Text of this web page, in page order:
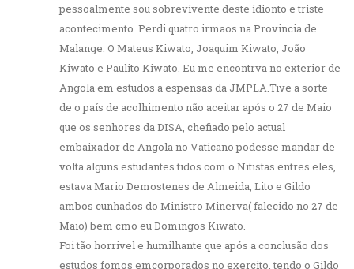
pessoalmente sou sobrevivente deste idionto e triste
acontecimento. Perdi quatro irmaos na Provincia de
Malange: O Mateus Kiwato, Joaquim Kiwato, João
Kiwato e Paulito Kiwato. Eu me encontrva no exterior de
Angola em estudos a espensas da JMPLA.Tive a sorte
de o país de acolhimento não aceitar após o 27 de Maio
que os senhores da DISA, chefiado pelo actual
embaixador de Angola no Vaticano podesse mandar de
volta alguns estudantes tidos com o Nitistas entres eles,
estava Mario Demostenes de Almeida, Lito e Gildo
ambos cunhados do Ministro Minerva( falecido no 27 de
Maio) bem cmo eu Domingos Kiwato.
Foi tão horrivel e humilhante que após a conclusão dos
estudos fomos emcorporados no exercito, tendo o Gildo